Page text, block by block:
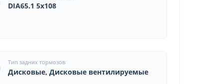
DIA65.1 5x108
Тип задних тормозов
Дисковые, Дисковые вентилируемые